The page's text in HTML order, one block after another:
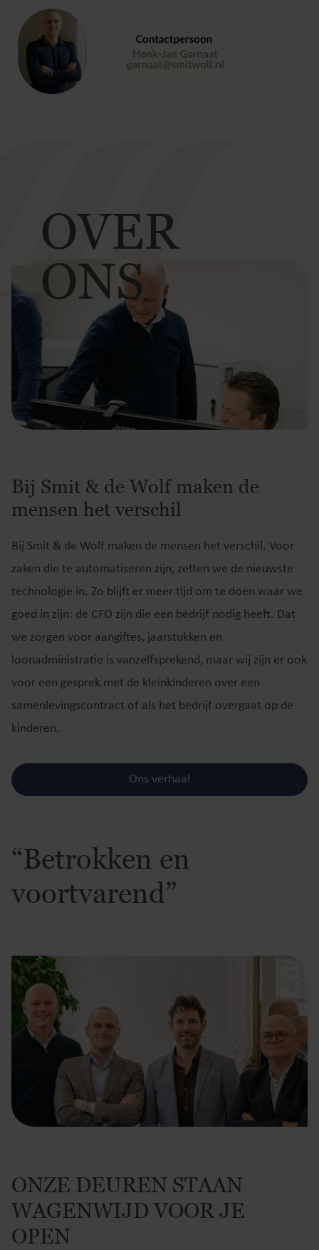
OVER
ONS
Bij Smit & de Wolf maken de
mensen het verschil
Bij Smit & de Wolf maken de mensen het verschil. Voor
zaken die te automatiseren zijn, zetten we de nieuwste
technologie in. Zo blijft er meer tijd om te doen waar we
goed in zijn: de CFO zijn die een bedrijf nodig heeft. Dat
we zorgen voor aangiftes, jaarstukken en
loonadministratie is vanzelfsprekend, maar wij zijn er ook
voor een gesprek met de kleinkinderen over een
samenlevingscontract of als het bedrijf overgaat op de
kinderen.
Ons verhaal
“Betrokken en
voortvarend”
ONZE DEUREN STAAN
WAGENWIJD VOOR JE
OPEN